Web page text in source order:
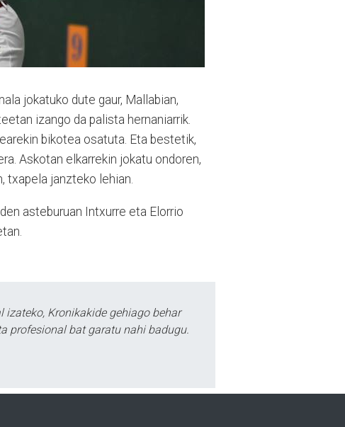
jokatuko dute gaur, Mallabian,
izango da palista hernaniarrik.
bikotea osatuta. Eta bestetik,
Askotan elkarrekin jokatu ondoren,
txapela janzteko lehian.
asteburuan Intxurre eta Elorrio
izateko, Kronikakide gehiago behar
profesional bat garatu nahi badugu.